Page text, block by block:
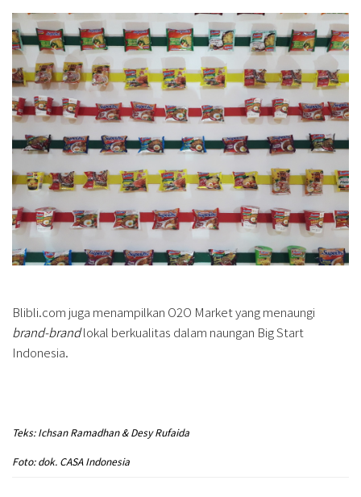
Blibli.com juga menampilkan O2O Market yang menaungi
brand-brandlokal berkualitas dalam naungan Big Start
Indonesia.
Teks: Ichsan Ramadhan & Desy Rufaida
Foto: dok. CASA Indonesia